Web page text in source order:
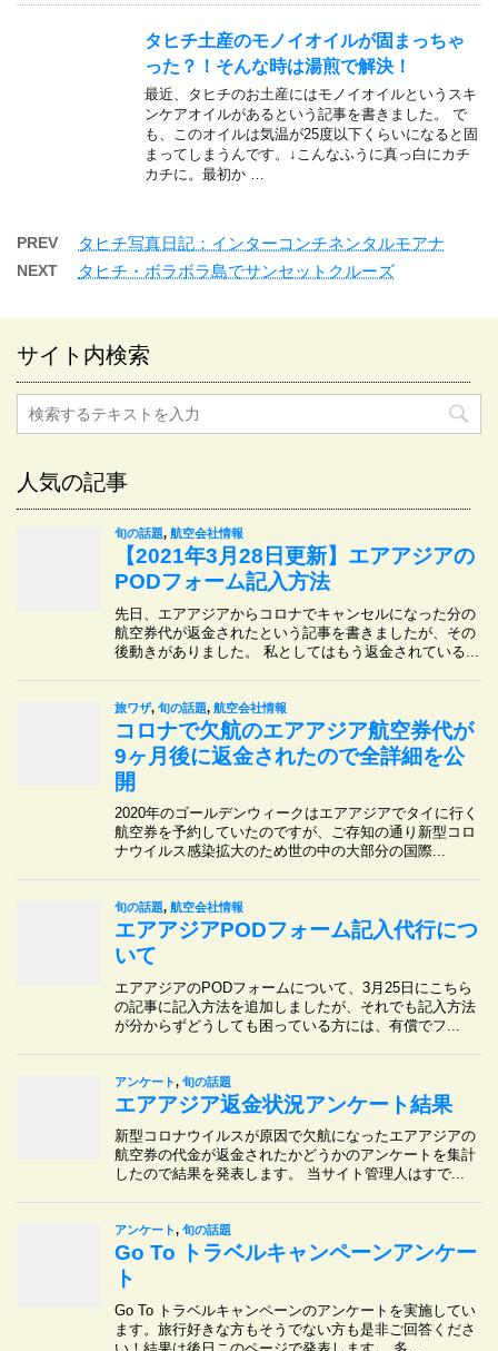
タヒチ土産のモノイオイルが固まっちゃ
った？！そんな時は湯煎で解決！
最近、タヒチのお土産にはモノイオイルというスキ
ンケアオイルがあるという記事を書きました。 で
も、このオイルは気温が25度以下くらいになると固
まってしまうんです。↓こんなふうに真っ白にカチ
カチに。最初か …
PREV タヒチ写真日記：インターコンチネンタルモアナ
NEXT タヒチ・ボラボラ島でサンセットクルーズ
サイト内検索
人気の記事